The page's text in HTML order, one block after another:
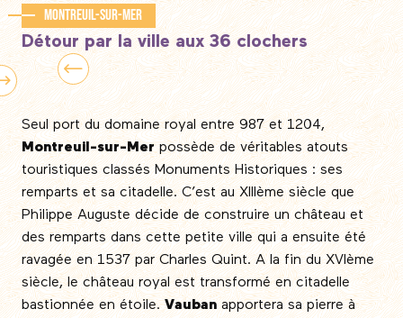
Montreuil-sur-Mer
Détour par la ville aux 36 clochers
Seul port du domaine royal entre 987 et 1204,
Montreuil-sur-Merpossède de véritables atouts
touristiques classés Monuments Historiques : ses
remparts et sa citadelle. C’est au XIIIème siècle que
Philippe Auguste décide de construire un château et
des remparts dans cette petite ville qui a ensuite été
ravagée en 1537 par Charles Quint. A la fin du XVIème
siècle, le château royal est transformé en citadelle
bastionnée en étoile.Vaubanapportera sa pierre à